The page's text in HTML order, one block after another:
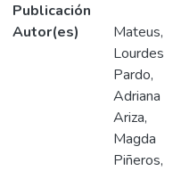
Publicación
Autor(es)
Mateus,
Lourdes
Pardo,
Adriana
Ariza,
Magda
Piñeros,